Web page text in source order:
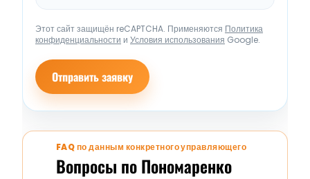
Этот сайт защищён reCAPTCHA. Применяются Политика
конфиденциальности и Условия использования Google.
Отправить заявку
FAQ по данным конкретного управляющего
Вопросы по Пономаренко